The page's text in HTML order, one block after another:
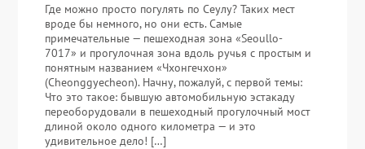
Где можно просто погулять по Сеулу? Таких мест
вроде бы немного, но они есть. Самые
примечательные — пешеходная зона «Seoullo-
7017» и прогулочная зона вдоль ручья с простым и
понятным названием «Чхонгечхон»
(Cheonggyecheon). Начну, пожалуй, с первой темы:
Что это такое: бывшую автомобильную эстакаду
переоборудовали в пешеходный прогулочный мост
длиной около одного километра — и это
удивительное дело! […]